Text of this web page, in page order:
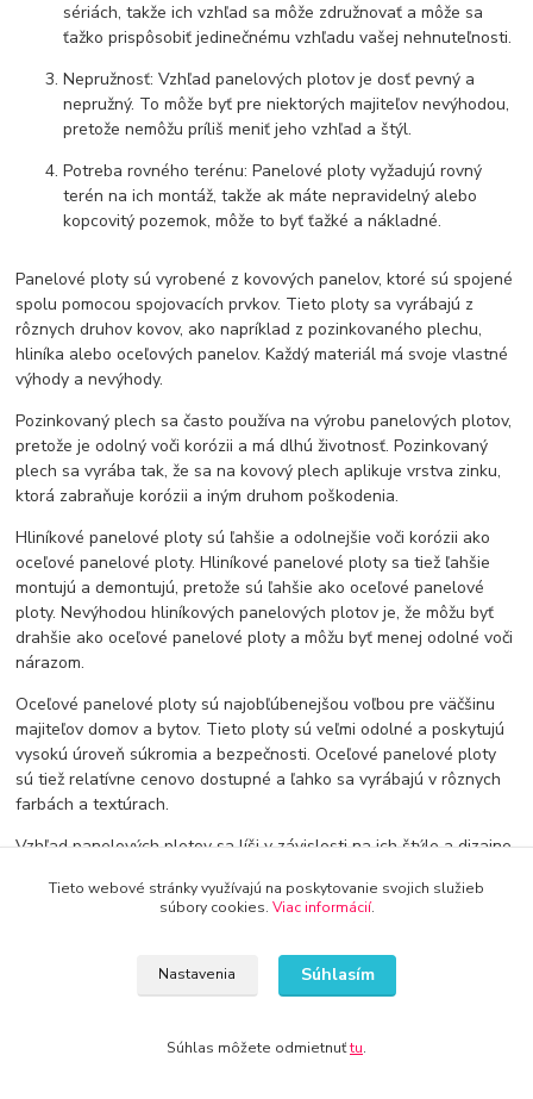
sériách, takže ich vzhľad sa môže združnovať a môže sa
ťažko prispôsobiť jedinečnému vzhľadu vašej nehnuteľnosti.
Nepružnosť: Vzhľad panelových plotov je dosť pevný a
nepružný. To môže byť pre niektorých majiteľov nevýhodou,
pretože nemôžu príliš meniť jeho vzhľad a štýl.
Potreba rovného terénu: Panelové ploty vyžadujú rovný
terén na ich montáž, takže ak máte nepravidelný alebo
kopcovitý pozemok, môže to byť ťažké a nákladné.
Panelové ploty sú vyrobené z kovových panelov, ktoré sú spojené
spolu pomocou spojovacích prvkov. Tieto ploty sa vyrábajú z
rôznych druhov kovov, ako napríklad z pozinkovaného plechu,
hliníka alebo oceľových panelov. Každý materiál má svoje vlastné
výhody a nevýhody.
Pozinkovaný plech sa často používa na výrobu panelových plotov,
pretože je odolný voči korózii a má dlhú životnosť. Pozinkovaný
plech sa vyrába tak, že sa na kovový plech aplikuje vrstva zinku,
ktorá zabraňuje korózii a iným druhom poškodenia.
Hliníkové panelové ploty sú ľahšie a odolnejšie voči korózii ako
oceľové panelové ploty. Hliníkové panelové ploty sa tiež ľahšie
montujú a demontujú, pretože sú ľahšie ako oceľové panelové
ploty. Nevýhodou hliníkových panelových plotov je, že môžu byť
drahšie ako oceľové panelové ploty a môžu byť menej odolné voči
nárazom.
Oceľové panelové ploty sú najobľúbenejšou voľbou pre väčšinu
majiteľov domov a bytov. Tieto ploty sú veľmi odolné a poskytujú
vysokú úroveň súkromia a bezpečnosti. Oceľové panelové ploty
sú tiež relatívne cenovo dostupné a ľahko sa vyrábajú v rôznych
farbách a textúrach.
Vzhľad panelových plotov sa líši v závislosti na ich štýle a dizajne.
čo znamená, že si môžete vybrať také ploty, ktoré sa prispôsobia
vašim potrebám a predstavám. Môžete si vybrať panelové ploty s
ploty sa tiež môžu kombinovať s ďalšími materiálmi, ako napríklad
s drevenými alebo betónovými stĺpmi, aby sa dosiahol unikátny
Tieto webové stránky využívajú na poskytovanie svojich služieb
súbory cookies. Viac informácií.
Nastavenia Súhlasím
Súhlas môžete odmietnuťtu.